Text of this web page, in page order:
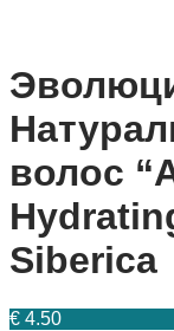
волос
Siberica
€ 4.50